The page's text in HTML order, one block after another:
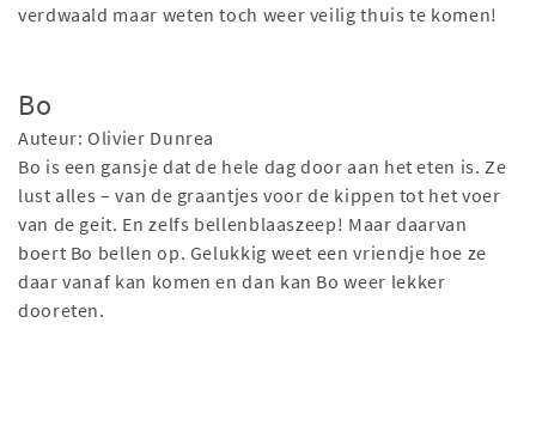
verdwaald maar weten toch weer veilig thuis te komen!
Bo
Auteur: Olivier Dunrea
Bo is een gansje dat de hele dag door aan het eten is. Ze
lust alles – van de graantjes voor de kippen tot het voer
van de geit. En zelfs bellenblaaszeep! Maar daarvan
boert Bo bellen op. Gelukkig weet een vriendje hoe ze
daar vanaf kan komen en dan kan Bo weer lekker
dooreten.